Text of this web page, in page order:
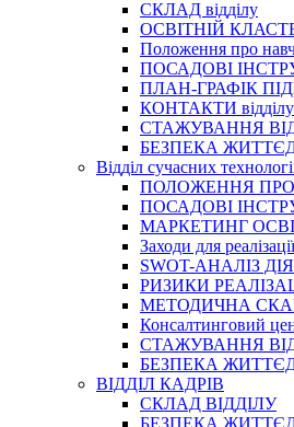
СКЛАД відділу
ОСВІТНІЙ
Положення про
ПОСАДОВІ
ПЛАН-ГРАФІК
КОНТАКТИ відділу
СТАЖУВАННЯ
БЕЗПЕКА
Відділ сучасних
ПОЛОЖЕННЯ ПРО
ПОСАДОВІ
МАРКЕТИНГ
Заходи для
SWOT-АНАЛІЗ
РИЗИКИ
МЕТОДИЧНА
Консалтинговий
СТАЖУВАННЯ
БЕЗПЕКА
ВІДДІЛ КАДРІВ
СКЛАД ВІДДІЛУ
БЕЗПЕКА